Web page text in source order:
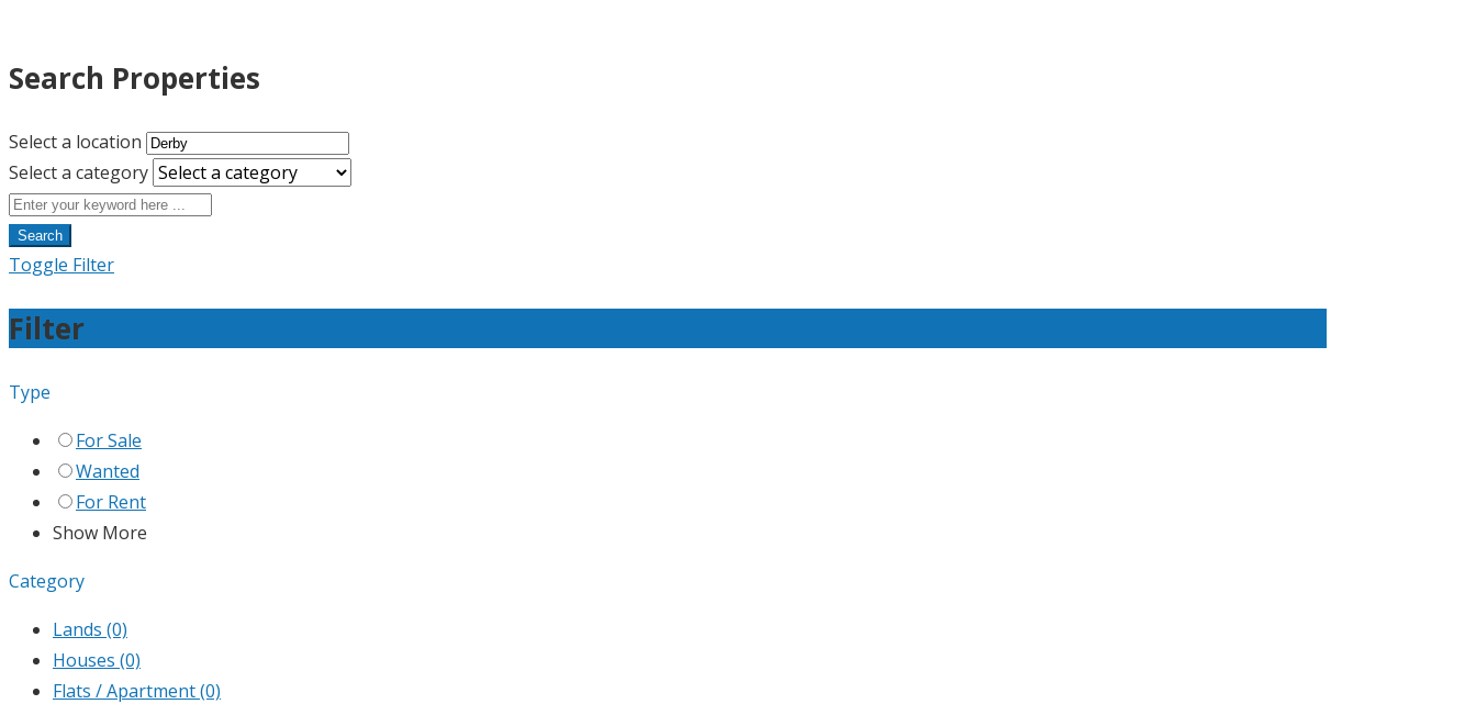
Search Properties
Select a location
Select a category
Search
Toggle Filter
Filter
Type
For Sale
Wanted
For Rent
Show More
Category
Lands (0)
Houses (0)
Flats / Apartment(0)